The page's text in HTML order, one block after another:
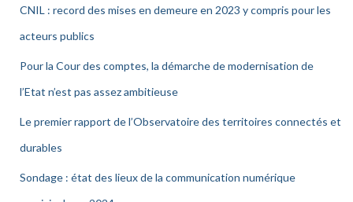
CNIL : record des mises en demeure en 2023 y compris pour les
acteurs publics
Pour la Cour des comptes, la démarche de modernisation de
l’Etat n’est pas assez ambitieuse
Le premier rapport de l’Observatoire des territoires connectés et
durables
Sondage : état des lieux de la communication numérique